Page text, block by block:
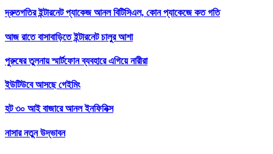
দ্রুতগতির ইন্টারনেট প্যাকেজ আনল বিটিসিএল, কোন প্যাকেজে কত গতি
আজ রাতে বাসাবাড়িতে ইন্টারনেট চালুর আশা
পুরুষের তুলনায় স্মার্টফোন ব্যবহারে এগিয়ে নারীরা
ইউটিউবে আসছে গেইমিং
হট ৩০ আই বাজারে আনল ইনফিনিক্স
নাসার নতুন উদ্ভাবন